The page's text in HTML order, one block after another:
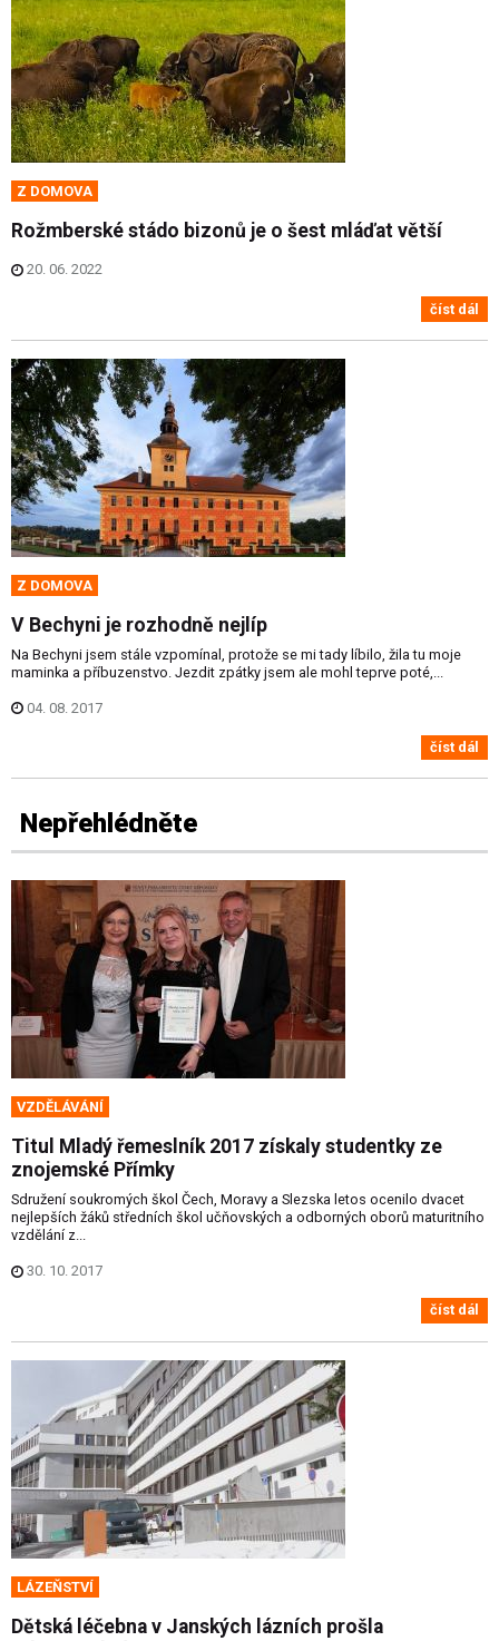
Z DOMOVA
Rožmberské stádo bizonů je o šest mláďat větší
20. 06. 2022
číst dál
Z DOMOVA
V Bechyni je rozhodně nejlíp
Na Bechyni jsem stále vzpomínal, protože se mi tady líbilo, žila tu moje
maminka a příbuzenstvo. Jezdit zpátky jsem ale mohl teprve poté,...
04. 08. 2017
číst dál
Nepřehlédněte
VZDĚLÁVÁNÍ
Titul Mladý řemeslník 2017 získaly studentky ze
znojemské Přímky
Sdružení soukromých škol Čech, Moravy a Slezska letos ocenilo dvacet
nejlepších žáků středních škol učňovských a odborných oborů maturitního
vzdělání z...
30. 10. 2017
číst dál
LÁZEŇSTVÍ
Dětská léčebna v Janských lázních prošla